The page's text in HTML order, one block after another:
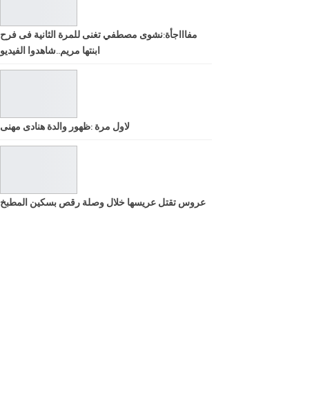
مفاااجأة:نشوى مصطفي تغنى للمرة الثانية فى فرح
ابنتها مريم..شاهدوا الفيديو
لاول مرة :ظهور والدة هنادى مهنى
عروس تقتل عريسها خلال وصلة رقص بسكين المطبخ